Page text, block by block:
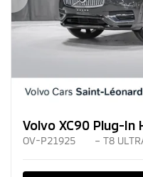
Précédent
Volvo XC90 Plug-In
OV-P21925 – T8